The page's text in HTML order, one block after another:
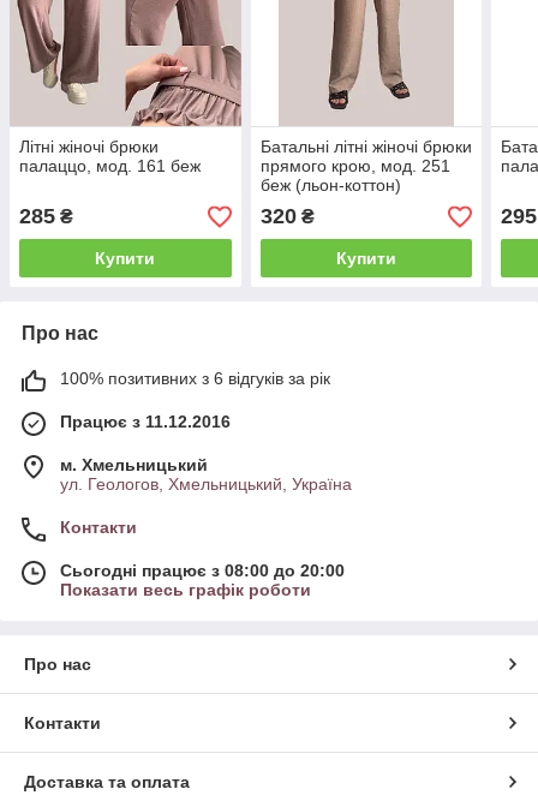
Літні жіночі брюки
палаццо, мод. 161 беж
285 ₴
Купити
Батальні літні жіночі брюки
прямого крою, мод. 251
беж (льон-коттон)
320₴
Купити
295
Про нас
100% позитивних з 6 відгуків за рік
Працює з 11.12.2016
м. Хмельницький
ул. Геологов, Хмельницький, Україна
Контакти
Сьогодні працює з 08:00 до 20:00
Показати весь графік роботи
Про нас
Контакти
Доставка та оплата